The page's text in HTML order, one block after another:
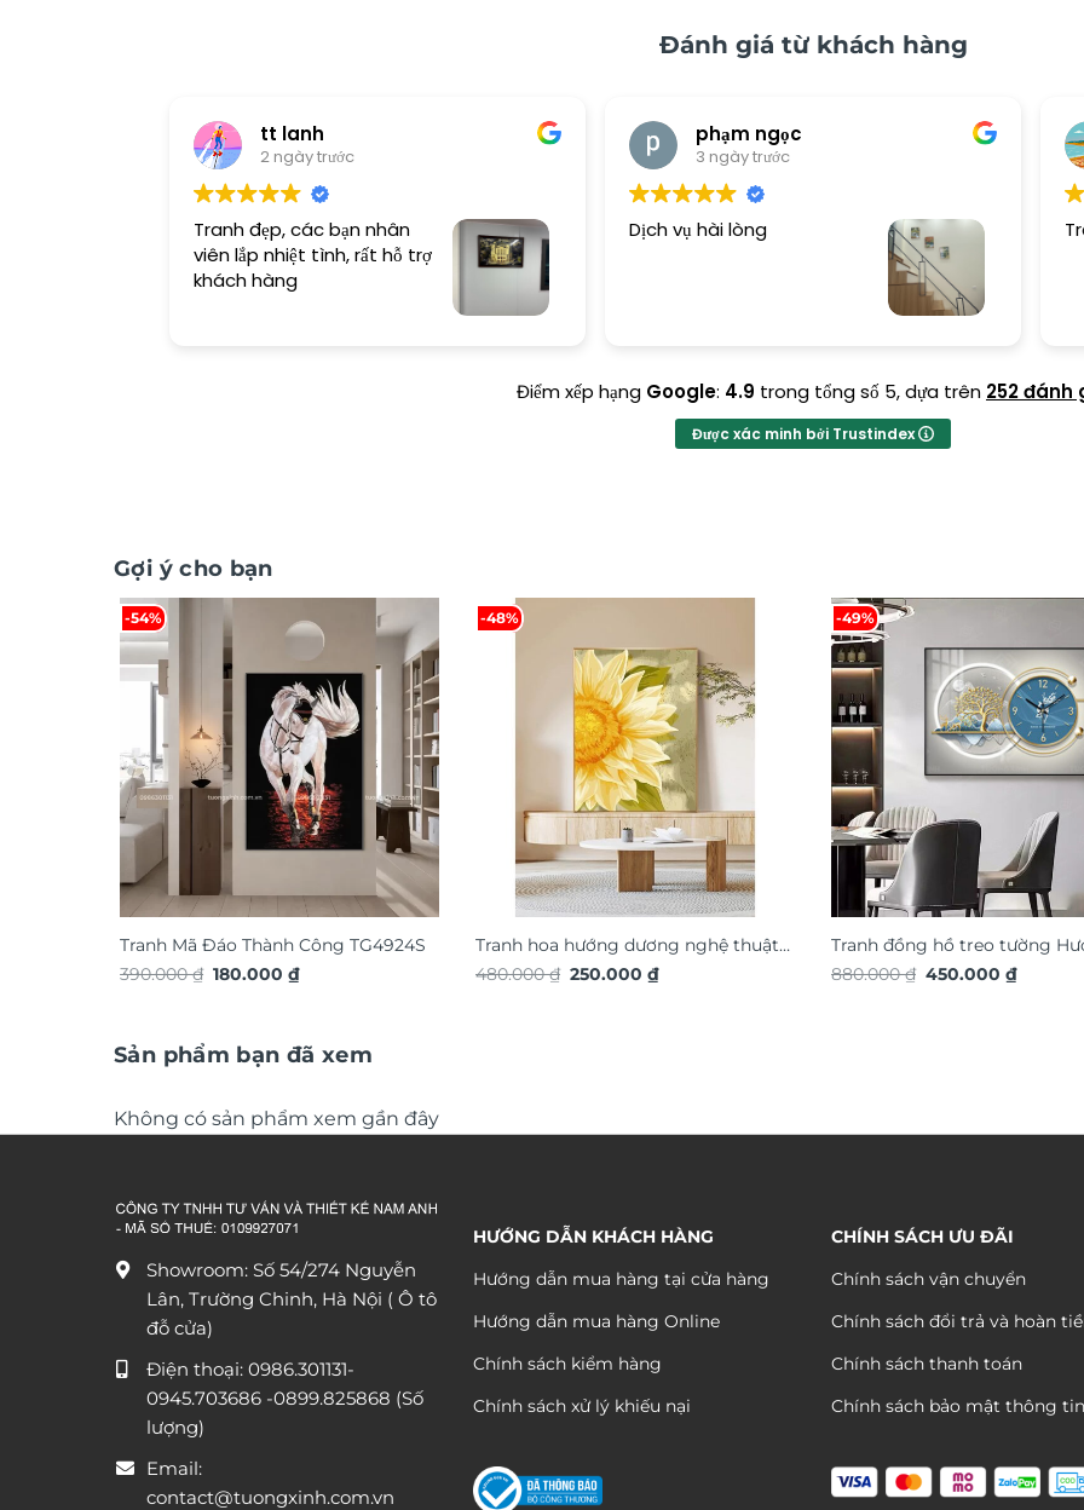
Đánh giá từ khách hàng
tt lanh
2 ngày trước
Tranh đẹp, các bạn nhân
viên lắp nhiệt tình, rất hỗ trợ
khách hàng
phạm ngọc
3 ngày trước
Dịch vụ hài lòng
Điểm xếp hạng Google: 4.9 trong tổng số 5,dựa trên 252 đánh
Được xác minh bởi Trustindex
Gợi ý cho bạn
-54%
Tranh Mã Đáo Thành Công TG4924S
390.000₫ Giá
180.000₫Giá
180.000 ₫.
-48%
Tranh hoa hướng dương nghệ thuật
TG4922S
480.000₫ Giá
250.000₫Giá
-49%
Tranh đồng hồ treo tường
lộc TG4936S
880.000₫ Giá
450.000₫Giá
Sản phẩm bạn đã xem
Không có sản phẩm xem gần đây
Showroom: Số 54/274 Nguyễn
Lân, Trường Chinh, Hà Nội ( Ô tô
đỗ cửa)
Điện thoại: 0986.301131-
0945.703686 -0899.825868 (Số
lượng)
Email:
contact@tuongxinh.com.vn
HƯỚNG DẪN KHÁCH HÀNG
Hướng dẫn mua hàng tại cửa hàng
Hướng dẫn mua hàng Online
Chính sách kiểm hàng
Chính sách xử lý khiếu nại
CHÍNH SÁCH ƯU ĐÃI
Chính sách vận chuyển
Chính sách đổi trả và hoàn
Chính sách thanh toán
Chính sách bảo mật thông tin